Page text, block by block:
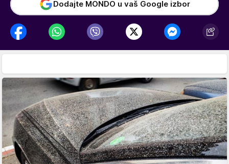
Dodajte MONDO u vaš Google izbor